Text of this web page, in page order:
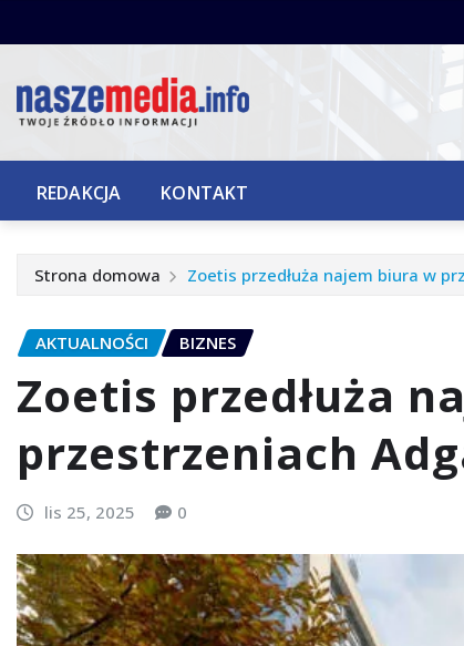
do
REDAKCJA KONTAKT
Strona domowa Zoetis przedłuża najem biura w
AKTUALNOŚCI BIZNES
Zoetis przedłuża
przestrzeniach
lis 25, 2025 0